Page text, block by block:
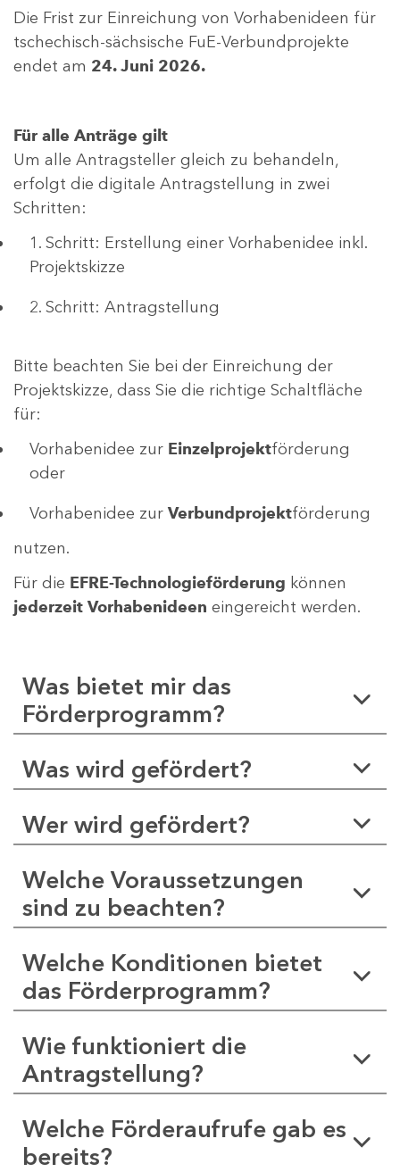
Die Frist zur Einreichung von Vorhabenideen für
tschechisch-sächsische FuE-Verbundprojekte
endet am 24. Juni 2026.
Für alle Anträge gilt
Um alle Antragsteller gleich zu behandeln,
erfolgt die digitale Antragstellung in zwei
Schritten:
1. Schritt: Erstellung einer Vorhabenidee inkl.
Projektskizze
2. Schritt: Antragstellung
Bitte beachten Sie bei der Einreichung der
Projektskizze, dass Sie die richtige Schaltfläche
für:
Vorhabenidee zur Einzelprojektförderung
oder
Vorhabenidee zur Verbundprojektförderung
nutzen.
Für die EFRE-Technologieförderung können
jederzeit Vorhabenideen eingereicht werden.
Was bietet mir das
Förderprogramm?
Was wird gefördert?
Wer wird gefördert?
Welche Voraussetzungen
sind zu beachten?
Welche Konditionen bietet
das Förderprogramm?
Wie funktioniert die
Antragstellung?
Welche Förderaufrufe gab es
bereits?